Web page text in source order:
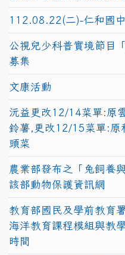
112.08.22(二)-仁和國
公視兒少科普實境節目
募集
文康活動
沅益更改12/14菜單:原
鈴薯,更改12/15菜單:原
頭菜
農業部發布之「兔飼養
該部動物保護資訊網
教育部國民及學前教育
海洋教育課程模組與教
時間